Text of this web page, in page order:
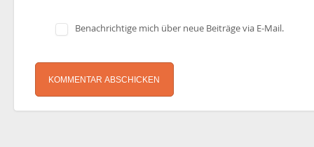
Benachrichtige mich über neue Beiträge via E-Mail.